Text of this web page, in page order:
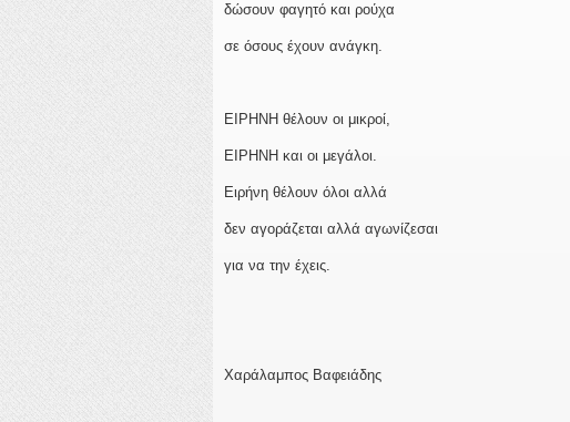
δώσουν φαγητό και ρούχα
σε όσους έχουν ανάγκη.
ΕΙΡΗΝΗ θέλουν οι μικροί,
ΕΙΡΗΝΗ και οι μεγάλοι.
Ειρήνη θέλουν όλοι αλλά
δεν αγοράζεται αλλά αγωνίζεσαι
για να την έχεις.
Χαράλαμπος Βαφειάδης